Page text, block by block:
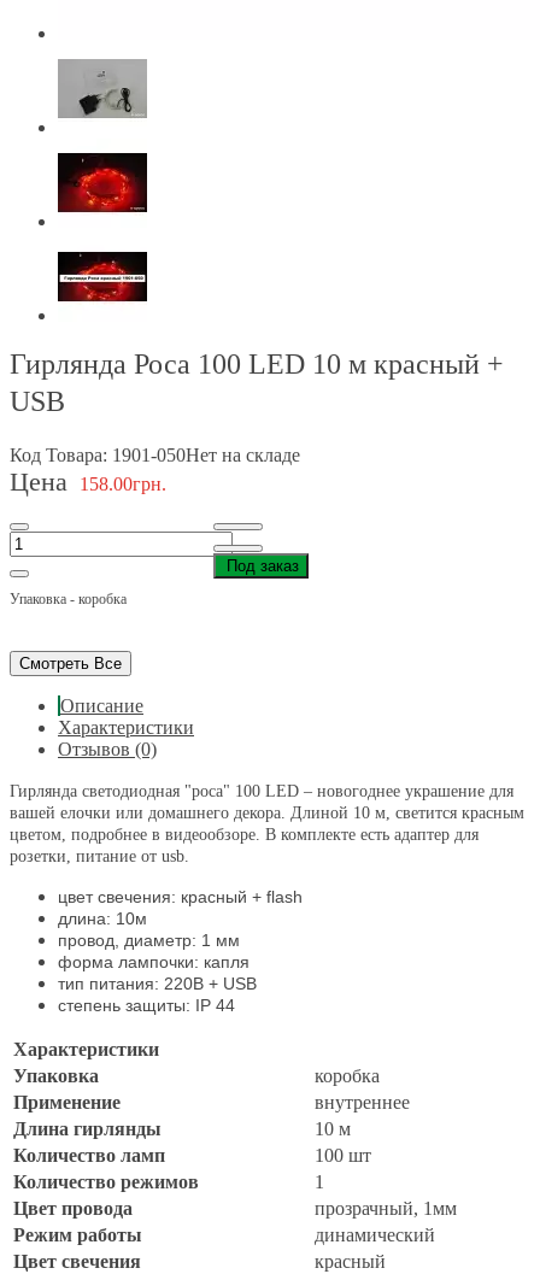
Гирлянда Роса 100 LED 10 м красный +
USB
Код Товара: 1901-050Нет на складе
Цена 158.00грн.
Под заказ
Упаковка - коробка
Смотреть Все
Описание
Характеристики
Отзывов (0)
Гирлянда светодиодная "роса" 100 LED – новогоднее украшение для
вашей елочки или домашнего декора. Длиной 10 м, светится красным
цветом, подробнее в видеообзоре. В комплекте есть адаптер для
розетки, питание от usb.
цвет свечения: красный + flash
длина: 10м
провод, диаметр: 1 мм
форма лампочки: капля
тип питания: 220В + USB
степень защиты: IP 44
Характеристики
Упаковка
коробка
Применение
внутреннее
Длина гирлянды
10 м
Количество ламп
100 шт
Количество режимов
1
Цвет провода
прозрачный, 1мм
Режим работы
динамический
Цвет свечения
красный